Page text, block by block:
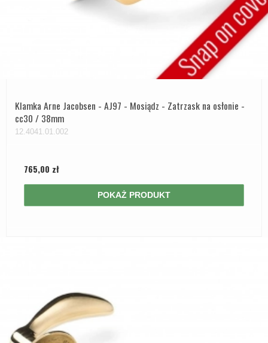
Klamka Arne Jacobsen - AJ97 - Mosiądz - Zatrzask na osłonie -
cc30 / 38mm
12.4041.01.002
765,00 zł
POKAŻ PRODUKT